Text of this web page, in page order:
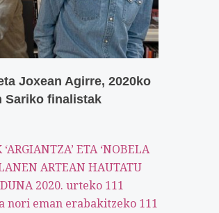
Joxean Agirre, 2020ko
Sariko finalistak
ETA ‘NOBELA
ARTEAN HAUTATU
2020. urteko 111
nori eman erabakitzeko 111